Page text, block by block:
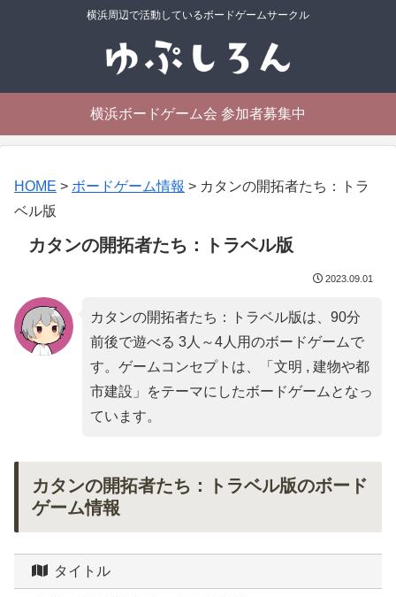
横浜周辺で活動しているボードゲームサークル
横浜ボードゲーム会 参加者募集中
HOME > ボードゲーム情報 > カタンの開拓者たち：トラ
ベル版
カタンの開拓者たち：トラベル版
2023.09.01
カタンの開拓者たち：トラベル版は、90分
前後で遊べる 3人～4人用のボードゲームで
す。ゲームコンセプトは、「 文明 , 建物や都
市建設 」をテーマにしたボードゲームとなっ
ています。
カタンの開拓者たち：トラベル版のボード
ゲーム情報
タイトル